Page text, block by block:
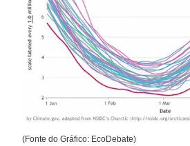
(Fonte do Gráfico: EcoDebate)